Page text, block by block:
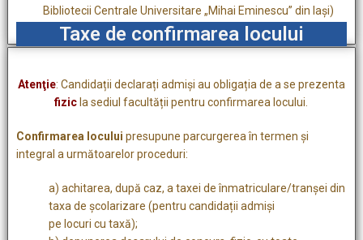
Bibliotecii Centrale Universitare „Mihai Eminescu” din Iași)
Taxe de confirmarea locului
Atenţie: Candidații declarați admiși au obligația de a se prezenta
fizic la sediul facultății pentru confirmarea locului.
Confirmarea locului presupune parcurgerea în termen și
integral a următoarelor proceduri:
a) achitarea, după caz, a taxei de înmatriculare/tranșei din
taxa de școlarizare (pentru candidații admiși
pe locuri cu taxă);